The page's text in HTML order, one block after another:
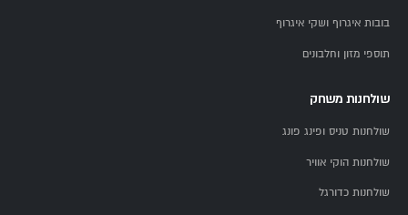
בובות איגרוף ושקי איגרוף
תוספי מזון וחלבונים
שולחנות משחק
שולחנות טניס ופינג פונג
שולחנות הוקי אוויר
שולחנות כדורגל